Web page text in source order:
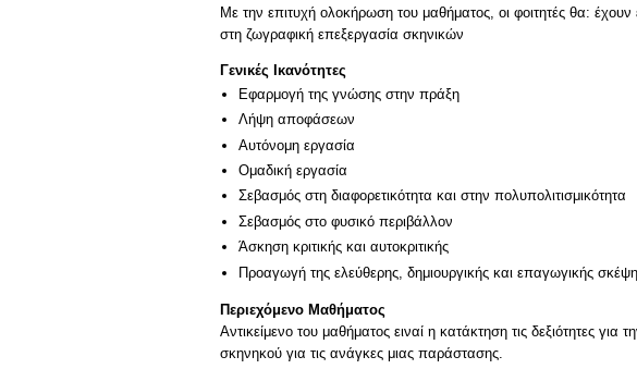
Με την επιτυχή ολοκήρωση του μαθήματος, οι φοιτητές θα:
στη ζωγραφική επεξεργασία σκηνικών
Γενικές Ικανότητες
Εφαρμογή της γνώσης στην πράξη
Λήψη αποφάσεων
Αυτόνομη εργασία
Ομαδική εργασία
Σεβασμός στη διαφορετικότητα και στην πολυπολιτισμικότητα
Σεβασμός στο φυσικό περιβάλλον
Άσκηση κριτικής και αυτοκριτικής
Προαγωγή της ελεύθερης, δημιουργικής και επαγωγικής
Περιεχόμενο Μαθήματος
Αντικείμενο του μαθήματος ειναί η κατάκτηση τις δεξιότητες
σκηνηκού για τις ανάγκες μιας παράστασης.